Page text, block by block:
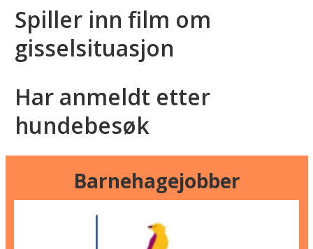
Spiller inn film om
gisselsituasjon
Har anmeldt etter
hundebesøk
Barnehagejobber